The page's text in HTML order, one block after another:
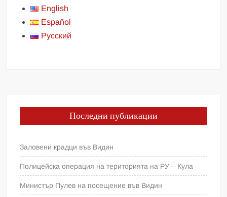
English
Español
Русский
Последни публикации
Заловени крадци във Видин
Полицейска операция на територията на РУ – Кула
Министър Пулев на посещение във Видин